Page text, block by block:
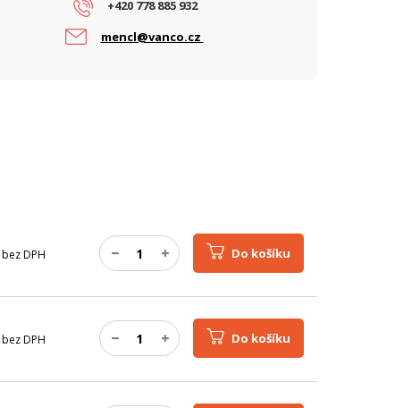
+420 778 885 932
mencl@vanco.cz
bez DPH Do košíku
bez DPH Do košíku